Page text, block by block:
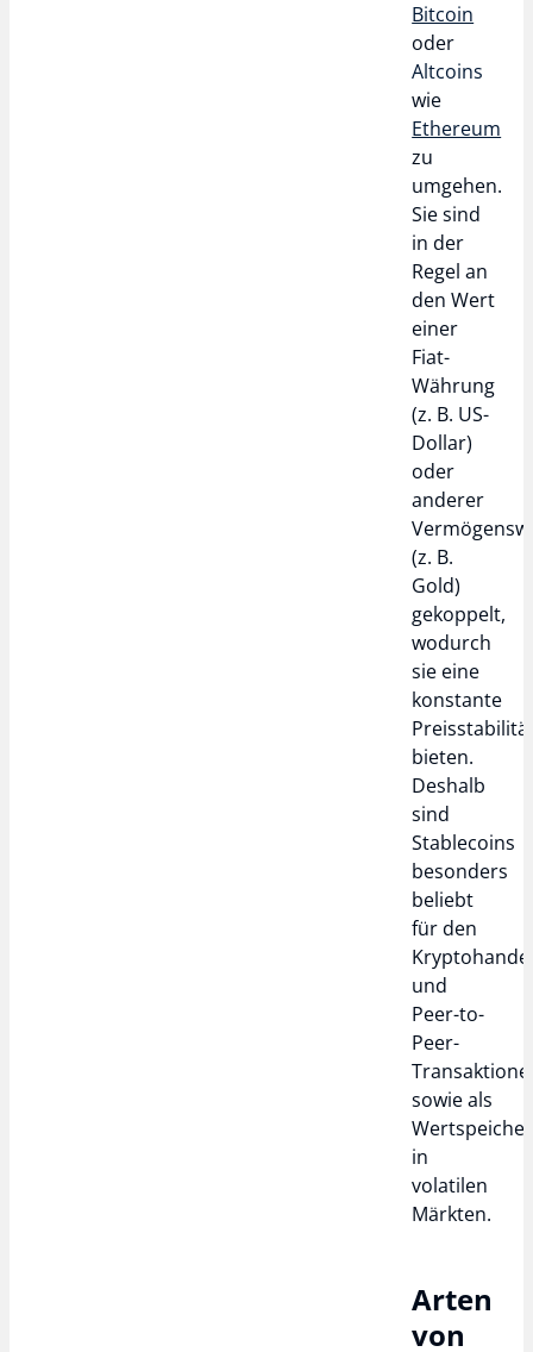
Bitcoin
oder
Altcoins
wie
Ethereum
zu
umgehen.
Sie sind
in der
Regel an
den Wert
einer
Fiat-
Währung
(z. B. US-
Dollar)
oder
anderer
(z. B.
Gold)
gekoppelt,
wodurch
sie eine
konstante
bieten.
Deshalb
sind
Stablecoins
besonders
beliebt
für den
und
Peer-to-
Peer-
sowie als
Wertspeicher
in
volatilen
Märkten.
Arten
von